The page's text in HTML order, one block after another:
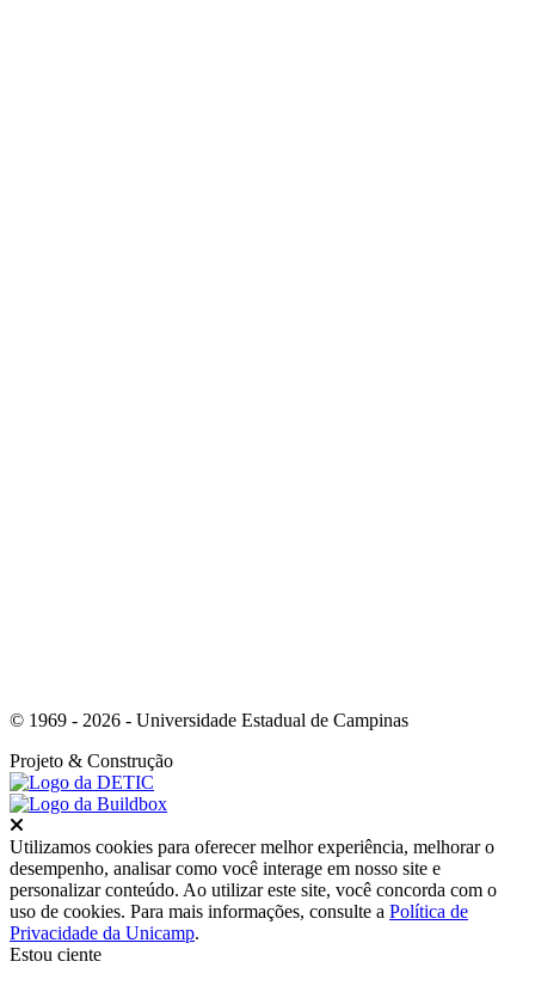
© 1969 - 2026 - Universidade Estadual de Campinas
Projeto & Construção
Utilizamos cookies para oferecer melhor experiência, melhorar o
desempenho, analisar como você interage em nosso site e
personalizar conteúdo. Ao utilizar este site, você concorda com o
uso de cookies. Para mais informações, consulte a Política de
Privacidade da Unicamp.
Estou ciente